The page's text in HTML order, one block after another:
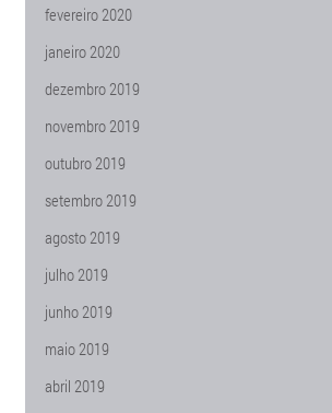
fevereiro 2020
janeiro 2020
dezembro 2019
novembro 2019
outubro 2019
setembro 2019
agosto 2019
julho 2019
junho 2019
maio 2019
abril 2019